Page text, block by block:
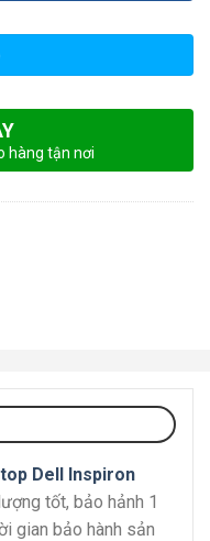
hàng tận nơi
Dell Inspiron
tốt, bảo hảnh 1
gian bảo hành sản